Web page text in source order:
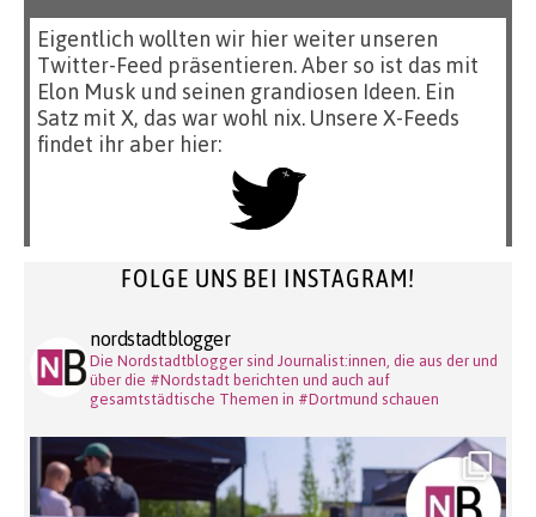
Eigentlich wollten wir hier weiter unseren
Twitter-Feed präsentieren. Aber so ist das mit
Elon Musk und seinen grandiosen Ideen. Ein
Satz mit X, das war wohl nix. Unsere X-Feeds
findet ihr aber hier:
FOLGE UNS BEI INSTAGRAM!
nordstadtblogger
Die Nordstadtblogger sind Journalist:innen, die aus der und
über die #Nordstadt berichten und auch auf
gesamtstädtische Themen in #Dortmund schauen